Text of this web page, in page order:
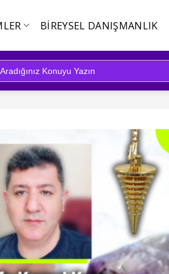
BIREYSEL DANIŞMANLIK